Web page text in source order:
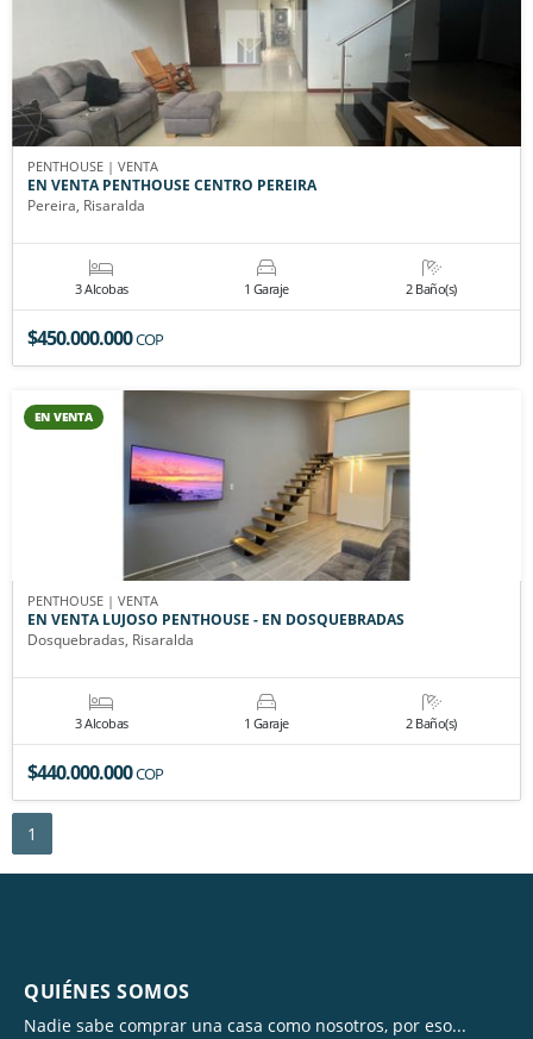
PENTHOUSE | VENTA
EN VENTA PENTHOUSE CENTRO PEREIRA
Pereira, Risaralda
3 Alcobas 1 Garaje 2 Baño(s)
$450.000.000COP
EN VENTA
PENTHOUSE | VENTA
EN VENTA LUJOSO PENTHOUSE - EN DOSQUEBRADAS
Dosquebradas, Risaralda
3 Alcobas 1 Garaje 2 Baño(s)
$440.000.000COP
1
QUIÉNES SOMOS
Nadie sabe comprar una casa como nosotros, por eso...